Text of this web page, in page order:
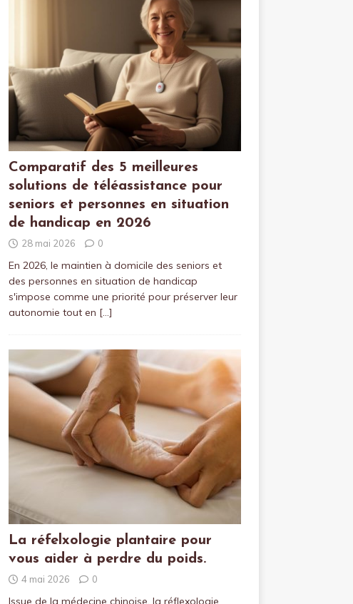
Comparatif des 5 meilleures
solutions de téléassistance pour
seniors et personnes en situation
de handicap en 2026
28 mai 2026 0
En 2026, le maintien à domicile des seniors et
des personnes en situation de handicap
s'impose comme une priorité pour préserver leur
autonomie tout en […]
La réfelxologie plantaire pour
vous aider à perdre du poids.
4 mai 2026 0
Issue de la médecine chinoise, la réflexologie